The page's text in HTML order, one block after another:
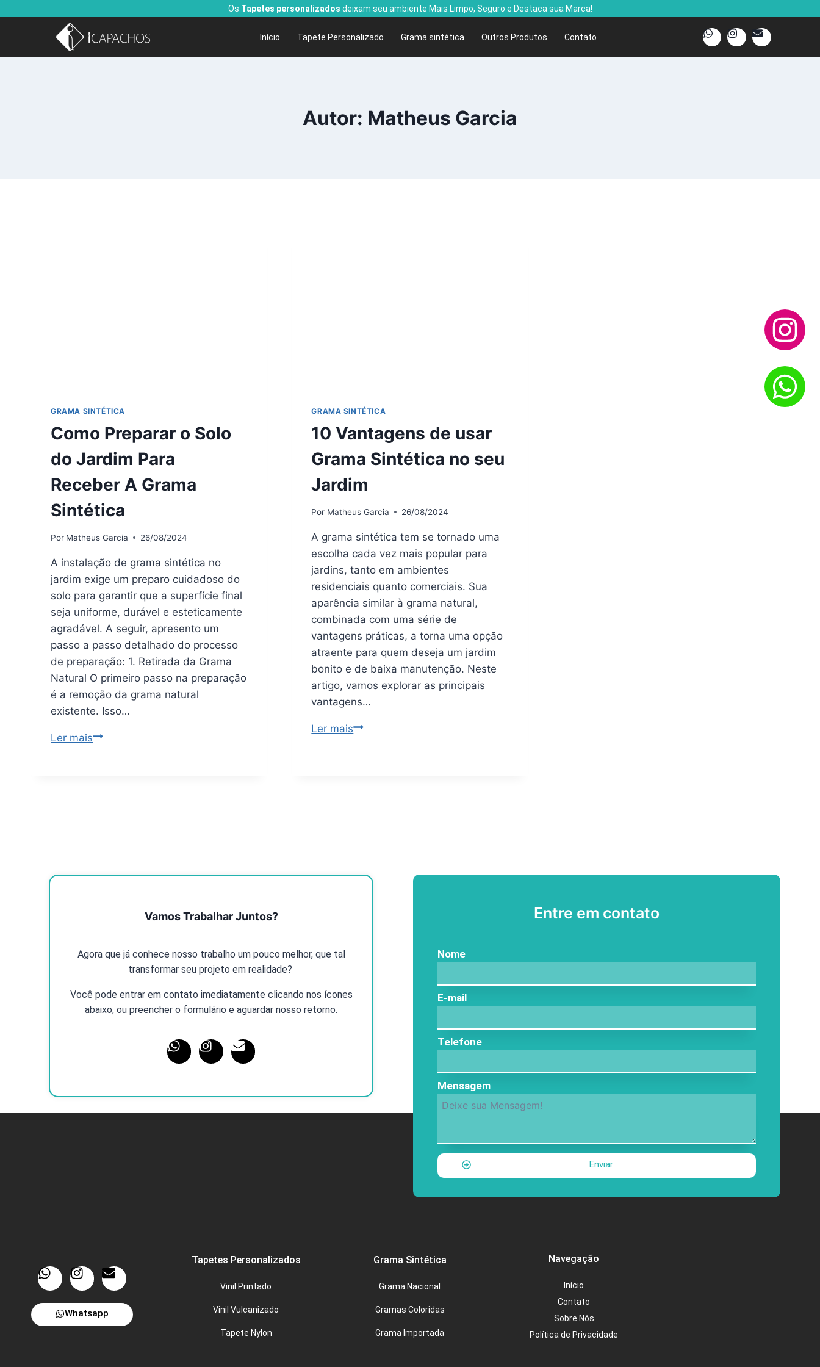
Os Tapetes personalizados deixam seu ambiente Mais Limpo, Seguro e Destaca sua Marca!
Início Tapete Personalizado Grama sintética Outros Produtos Contato
Autor: Matheus Garcia
GRAMA SINTÉTICA
Como Preparar o Solo
do Jardim Para
Receber A Grama
Sintética
Por Matheus Garcia 26/08/2024
A instalação de grama sintética no
jardim exige um preparo cuidadoso do
solo para garantir que a superfície final
seja uniforme, durável e esteticamente
agradável. A seguir, apresento um
passo a passo detalhado do processo
de preparação: 1. Retirada da Grama
Natural O primeiro passo na preparação
é a remoção da grama natural
existente. Isso…
Ler mais
GRAMA SINTÉTICA
10 Vantagens de usar
Grama Sintética no seu
Jardim
Por Matheus Garcia 26/08/2024
A grama sintética tem se tornado uma
escolha cada vez mais popular para
jardins, tanto em ambientes
residenciais quanto comerciais. Sua
aparência similar à grama natural,
combinada com uma série de
vantagens práticas, a torna uma opção
atraente para quem deseja um jardim
bonito e de baixa manutenção. Neste
artigo, vamos explorar as principais
vantagens…
Ler mais
Vamos Trabalhar Juntos?
Agora que já conhece nosso trabalho um pouco melhor, que tal
transformar seu projeto em realidade?
Você pode entrar em contato imediatamente clicando nos ícones
abaixo, ou preencher o formulário e aguardar nosso retorno.
Entre em contato
Nome
E-mail
Telefone
Mensagem
Enviar
Whatsapp
Tapetes Personalizados
Vinil Printado
Vinil Vulcanizado
Tapete Nylon
Grama Sintética
Grama Nacional
Gramas Coloridas
Grama Importada
Navegação
Início
Contato
Sobre Nós
Política de Privacidade